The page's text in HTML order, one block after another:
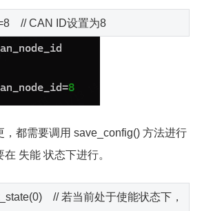
// CAN ID设置为8
，都需要调用 save_config() 方法进行
失能 状态下进行。
// 若当前处于使能状态下，